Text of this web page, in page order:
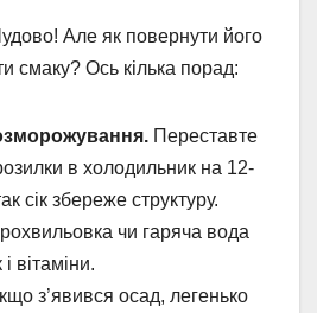
Але як повернути його
смаку? Ось кілька порад:
Переставте
в холодильник на 12-
сік збереже структуру.
чи гаряча вода
вітаміни.
з’явився осад, легенько